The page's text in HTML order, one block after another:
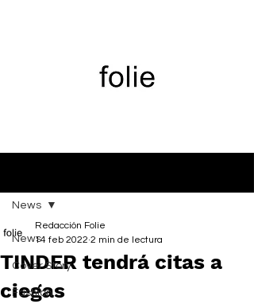
News
Cover Story
Fashion
News
TINDER tendrá citas a
ciegas
Redacción Folie
14 feb 2022 2 min de lectura